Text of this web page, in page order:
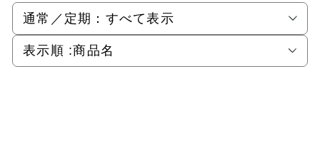
通常／定期： すべて表示
表示順 :商品名